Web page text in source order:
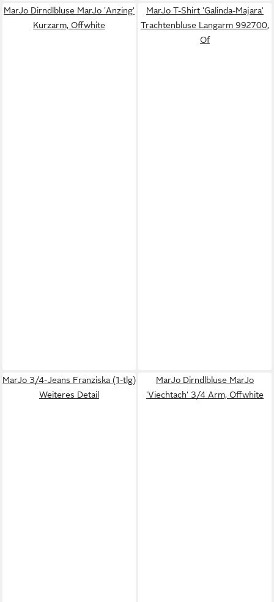
MarJo Dirndlbluse MarJo 'Anzing'
Kurzarm, Offwhite
MarJo T-Shirt 'Galinda-Majara'
Trachtenbluse Langarm 992700,
Of
MarJo 3/4-Jeans Franziska (1-tlg)
Weiteres Detail
MarJo Dirndlbluse MarJo
'Viechtach' 3/4 Arm, Offwhite